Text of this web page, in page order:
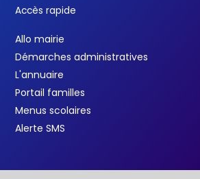
Accès rapide
Allo mairie
Démarches administratives
L'annuaire
Portail familles
Menus scolaires
Alerte SMS